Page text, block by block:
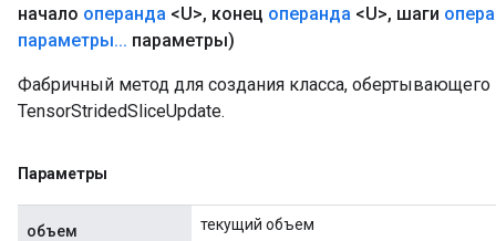
начало операнда <U>, конец операнда <U>, шаги
параметры... параметры)
Фабричный метод для создания класса,
TensorStridedSliceUpdate.
Параметры
объем текущий объем